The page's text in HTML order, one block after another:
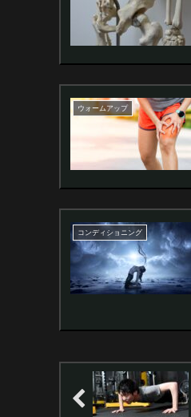
ウォームアップ
コンディショニング